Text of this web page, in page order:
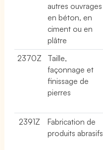
autres ouvrages
en béton, en
ciment ou en
plâtre
2370Z
Taille,
façonnage et
finissage de
pierres
2391Z
Fabrication de
produits abrasifs